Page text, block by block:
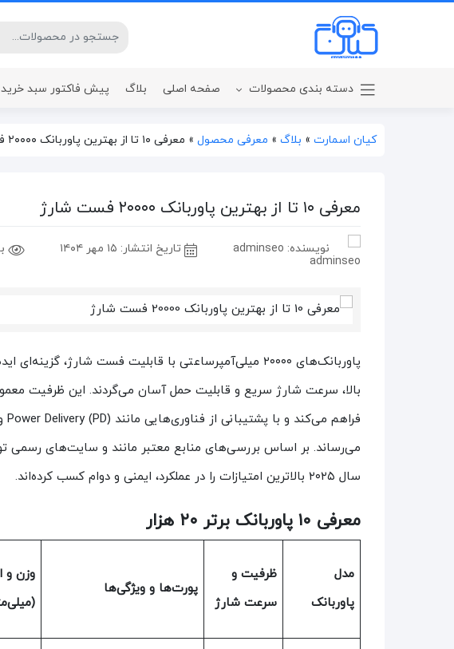
دسته بندی محصولات
بر اساس ظرفیت
صفحه اصلی بلاگ پیش فاکتور سبد خرید
کیان اسمارت » بلاگ » معرفی محصول » معرفی ۱۰ تا از بهترین پاوربانک ۲۰۰۰۰ فست شارژ
معرفی ۱۰ تا از بهترین پاوربانک ۲۰۰۰۰ فست شارژ
نویسنده: adminseo تاریخ انتشار: ۱۵ مهر ۱۴۰۴
پاوربانک‌های ۲۰۰۰۰ میلی‌آمپرساعتی با قابلیت فست شارژ،
می‌رساند. بر اساس بررسی‌های منابع معتبر مانند و سایت‌های رسمی
سال ۲۰۲۵ بالاترین امتیازات را در عملکرد، ایمنی و دوام کسب کرده‌اند.
معرفی ۱۰ پاوربانک برتر ۲۰ هزار
مدل
پاوربانک
ظرفیت و
سرعت شارژ
پورت‌ها و ویژگی‌ها
وزن و